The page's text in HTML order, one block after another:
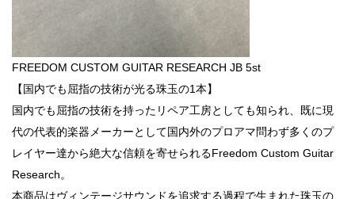
FREEDOM CUSTOM GUITAR RESEARCH JB 5st
【国内でも屈指の技術が光る珠玉の1本】
国内でも屈指の技術を持ったリペア工房としても知られ、既に現
代の代表的楽器メーカーとして国内外のプロアマ問わず多くのプ
レイヤー達から絶大な信頼を寄せられるFreedom Custom Guitar
Research。
本商品はヴィンテージサウンドを追求する過程で生まれた珠玉の